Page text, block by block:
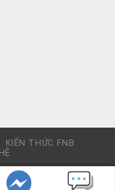
KIẾN THỨC FNB
thiệu sản phẩm và